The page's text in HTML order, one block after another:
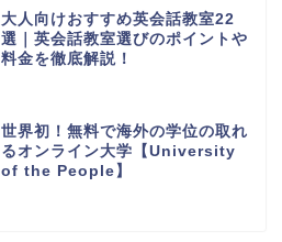
大人向けおすすめ英会話教室22
選｜英会話教室選びのポイントや
料金を徹底解説！
世界初！無料で海外の学位の取れ
るオンライン大学【University
of the People】